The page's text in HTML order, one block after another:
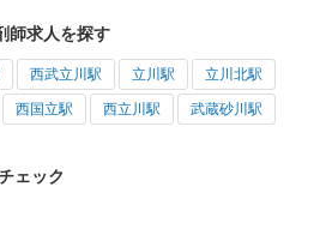
師求人を探す
西武立川駅 立川駅 立川北駅
西国立駅 西立川駅 武蔵砂川駅
ェック